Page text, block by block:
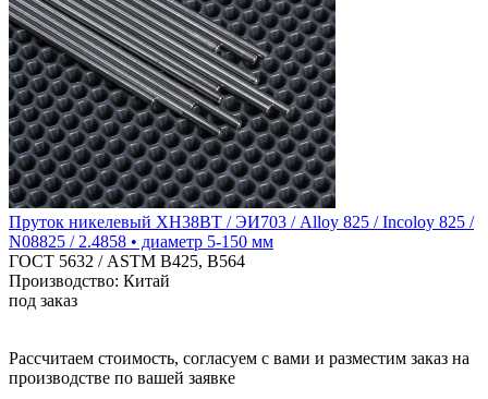
Пруток никелевый ХН38ВТ / ЭИ703 / Alloy 825 / Incoloy 825 /
N08825 / 2.4858 • диаметр 5-150 мм
ГОСТ 5632 / ASTM B425, B564
Производство: Китай
под заказ
Рассчитаем стоимость, согласуем с вами и разместим заказ на
производстве по вашей заявке